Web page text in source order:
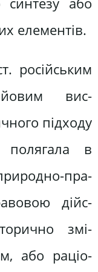
елементів.
росій­ським
вис­
підхо­ду
в
пра­
дійс­
змі­
або раціо­